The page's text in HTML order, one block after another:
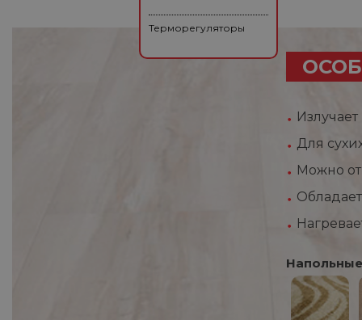
Для
Можно
Терморегуляторы